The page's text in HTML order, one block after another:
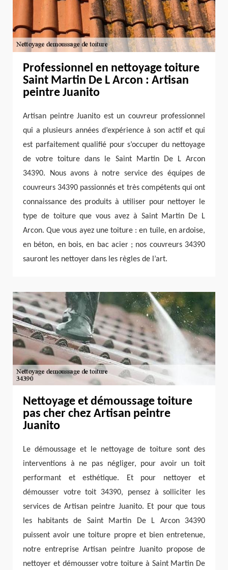
Professionnel en nettoyage toiture
Saint Martin De L Arcon : Artisan
peintre Juanito
Artisan peintre Juanito est un couvreur professionnel
qui a plusieurs années d’expérience à son actif et qui
est parfaitement qualifié pour s’occuper du nettoyage
de votre toiture dans le Saint Martin De L Arcon
34390. Nous avons à notre service des équipes de
couvreurs 34390 passionnés et très compétents qui ont
connaissance des produits à utiliser pour nettoyer le
type de toiture que vous avez à Saint Martin De L
Arcon. Que vous ayez une toiture : en tuile, en ardoise,
en béton, en bois, en bac acier ; nos couvreurs 34390
sauront les nettoyer dans les règles de l’art.
Nettoyage et démoussage toiture
pas cher chez Artisan peintre
Juanito
Le démoussage et le nettoyage de toiture sont des
interventions à ne pas négliger, pour avoir un toit
performant et esthétique. Et pour nettoyer et
démousser votre toit 34390, pensez à solliciter les
services de Artisan peintre Juanito. Et pour que tous
les habitants de Saint Martin De L Arcon 34390
puissent avoir une toiture propre et bien entretenue,
notre entreprise Artisan peintre Juanito propose de
nettoyer et démousser votre toiture à Saint Martin De